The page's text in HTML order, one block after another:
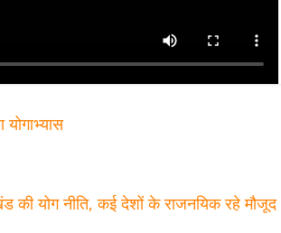
योगाभ्यास
की योग नीति, कई देशों के राजनयिक रहे मौजूद